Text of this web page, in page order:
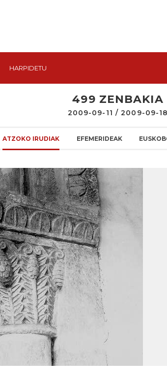
HARPIDETU
499 ZENBAKIA
2009-09-11 / 2009-09-18
ATZOKO IRUDIAK EFEMERIDEAK